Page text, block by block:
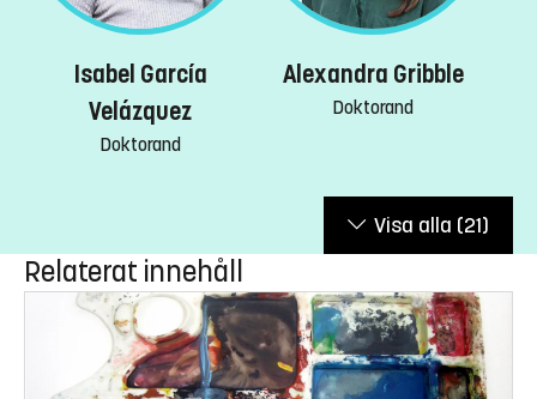
Isabel García
Velázquez
Doktorand
Alexandra Gribble
Doktorand
Visa alla (21)
Relaterat innehåll